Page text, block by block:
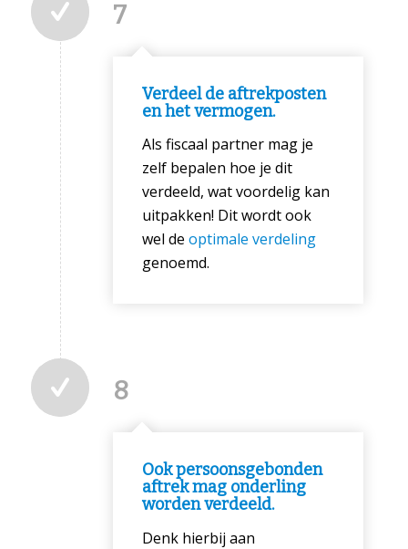
7
Verdeel de aftrekposten
en het vermogen.
Als fiscaal partner mag je
zelf bepalen hoe je dit
verdeeld, wat voordelig kan
uitpakken! Dit wordt ook
wel de optimale verdeling
genoemd.
8
Ook persoonsgebonden
aftrek mag onderling
worden verdeeld.
Denk hierbij aan